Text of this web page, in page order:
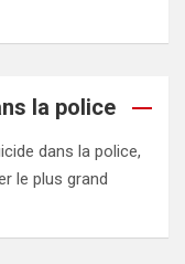
la police
dans la police,
le plus grand